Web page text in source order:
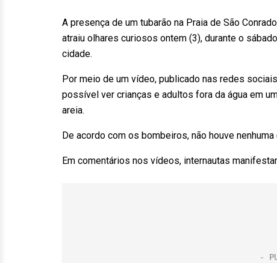
A presença de um tubarão na Praia de São
atraiu olhares curiosos ontem (3), durante o
cidade.
Por meio de um vídeo, publicado nas redes
possível ver crianças e adultos fora da água em
areia.
De acordo com os bombeiros, não houve
Em comentários nos vídeos, internautas